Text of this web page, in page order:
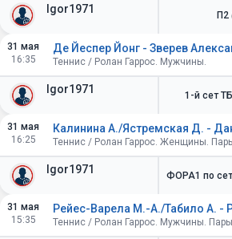
Igor1971 П2
31 мая
16:35
Igor1971
Де Йеспер Йонг - Зверев
Теннис / Ролан Гаррос. Мужчины.
1-й сет
31 мая
16:25
Igor1971
Теннис / Ролан Гаррос. Женщины.
ФОРА1 по
31 мая
15:35
Теннис / Ролан Гаррос. Мужчины.